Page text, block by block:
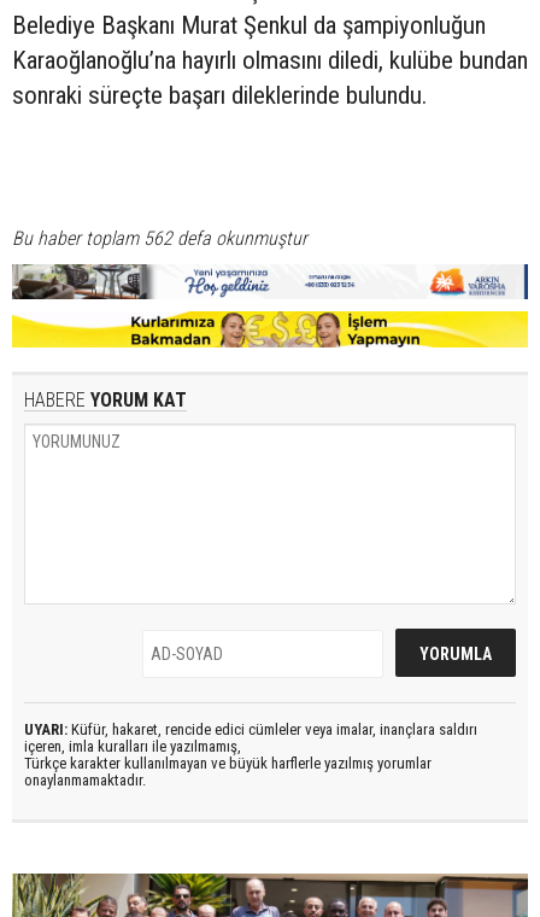
Belediye Başkanı Murat Şenkul da şampiyonluğun
Karaoğlanoğlu’na hayırlı olmasını diledi, kulübe bundan
sonraki süreçte başarı dileklerinde bulundu.
Bu haber toplam 562 defa okunmuştur
HABERE YORUM KAT
UYARI: Küfür, hakaret, rencide edici cümleler veya imalar, inançlara saldırı
içeren, imla kuralları ile yazılmamış,
Türkçe karakter kullanılmayan ve büyük harflerle yazılmış yorumlar
onaylanmamaktadır.